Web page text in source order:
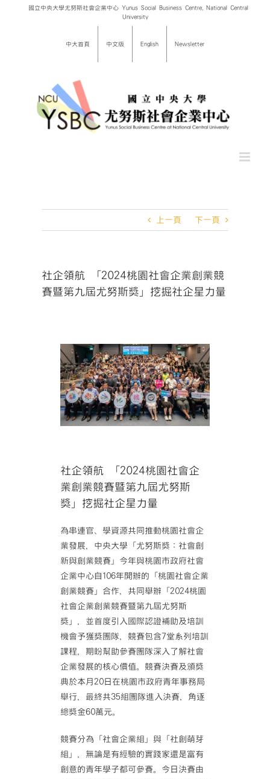
國立中央大學尤努斯社會企業中心 Yunus Social Business Centre, National Central
University
中大首頁 中文版 English Newsletter
上一頁 下一頁
社企領航 「2024桃園社會企業創業競
賽暨第九屆尤努斯獎」挖掘社企星力量
社企領航 「2024桃園社會企
業創業競賽暨第九屆尤努斯
獎」挖掘社企星力量
為串連官、學資源共同推動桃園社會企
業發展，中央大學「尤努斯獎：社會創
新與創業競賽」今年與桃園市政府社會
企業中心自106年開辦的「桃園社會企業
創業競賽」合作，共同舉辦「2024桃園
社會企業創業競賽暨第九屆尤努斯
獎」，並首度引入國際認證補助及培訓
機會予獲獎團隊，競賽包含7堂系列培訓
課程，期盼幫助參賽團隊深入了解社會
企業發展的核心價值。競賽決賽及頒獎
典於本月20日在桃園市政府青年事務局
舉行，最終共35組團隊進入決賽，角逐
總獎金60萬元。
競賽分為「社會企業組」與「社創萌芽
組」，無論是有經驗的實踐家還是富有
創意的青年學子都可參賽。今日決賽由